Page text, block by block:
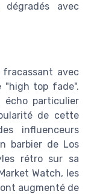
avec
avec
"high top fade".
écho particulier
de cette
influenceurs
barbier de Los
rétro sur sa
Watch, les
augmenté de